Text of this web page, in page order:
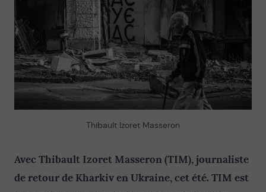
Thibault Izoret Masseron
Avec Thibault Izoret Masseron (TIM), journaliste
de retour de Kharkiv en Ukraine, cet été. TIM est